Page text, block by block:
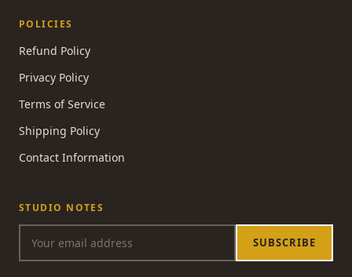
POLICIES
Refund Policy
Privacy Policy
Terms of Service
Shipping Policy
Contact Information
STUDIO NOTES
SUBSCRIBE